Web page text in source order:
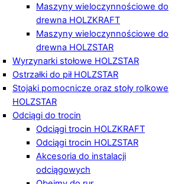
Maszyny wieloczynnościowe do
drewna HOLZKRAFT
Maszyny wieloczynnościowe do
drewna HOLZSTAR
Wyrzynarki stołowe HOLZSTAR
Ostrzałki do pił HOLZSTAR
Stojaki pomocnicze oraz stoły rolkowe
HOLZSTAR
Odciągi do trocin
Odciągi trocin HOLZKRAFT
Odciągi trocin HOLZSTAR
Akcesoria do instalacji
odciągowych